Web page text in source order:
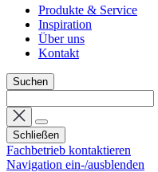
Produkte & Service
Inspiration
Über uns
Kontakt
Suchen
Schließen
Fachbetrieb kontaktieren
Navigation ein-/ausblenden